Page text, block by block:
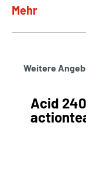
Mehr
Weitere
Acid